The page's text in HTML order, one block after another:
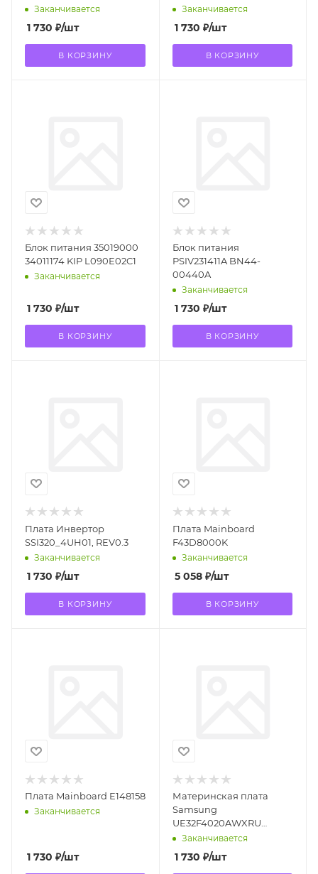
Заканчивается
1 730 ₽/шт
В КОРЗИНУ
Заканчивается
1 730 ₽/шт
В КОРЗИНУ
Блок питания 35019000
34011174 KIP L090E02C1
Заканчивается
1 730 ₽/шт
В КОРЗИНУ
Блок питания
PSIV231411A BN44-
00440A
Заканчивается
1 730 ₽/шт
В КОРЗИНУ
Плата Инвертор
SSI320_4UH01, REV0.3
Заканчивается
1 730 ₽/шт
В КОРЗИНУ
Плата Mainboard
F43D8000K
Заканчивается
5 058₽/шт
В КОРЗИНУ
Плата Mainboard E148158
Заканчивается
1 730 ₽/шт
Материнская плата
Samsung
UE32F4020AWXRU
(BN94-06332M)
Заканчивается
1 730 ₽/шт